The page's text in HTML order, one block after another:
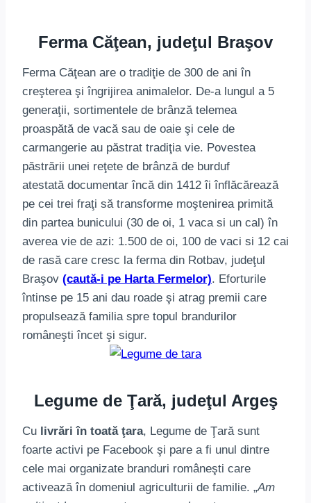
Ferma Căţean, judeţul Braşov
Ferma Căţean are o tradiţie de 300 de ani în
creşterea şi îngrijirea animalelor. De-a lungul a 5
generaţii, sortimentele de brânză telemea
proaspătă de vacă sau de oaie şi cele de
carmangerie au păstrat tradiţia vie. Povestea
păstrării unei reţete de brânză de burduf
atestată documentar încă din 1412 îi înflăcărează
pe cei trei fraţi să transforme moştenirea primită
din partea bunicului (30 de oi, 1 vaca si un cal) în
averea vie de azi: 1.500 de oi, 100 de vaci si 12 cai
de rasă care cresc la ferma din Rotbav, judeţul
Braşov (caută-i pe Harta Fermelor). Eforturile
întinse pe 15 ani dau roade şi atrag premii care
propulsează familia spre topul brandurilor
româneşti încet şi sigur.
Legume de Ţară, judeţul Argeş
Cu livrări în toată ţara, Legume de Ţară sunt
foarte activi pe Facebook şi pare a fi unul dintre
cele mai organizate branduri româneşti care
activează în domeniul agriculturii de familie. „Am